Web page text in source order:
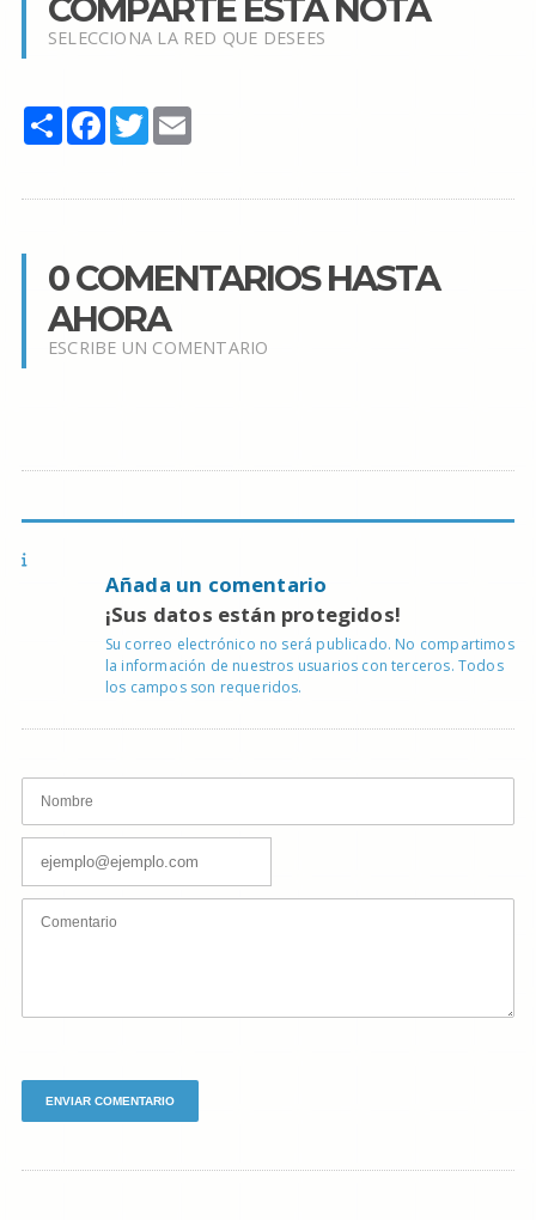
COMPARTE ESTA NOTA
SELECCIONA LA RED QUE DESEES
Share Facebook
TwitterEmail
0 COMENTARIOS HASTA
AHORA
ESCRIBE UN COMENTARIO
Añada un comentario
¡Sus datos están protegidos!
Su correo electrónico no será publicado. No compartimos
la información de nuestros usuarios con terceros. Todos
los campos son requeridos.